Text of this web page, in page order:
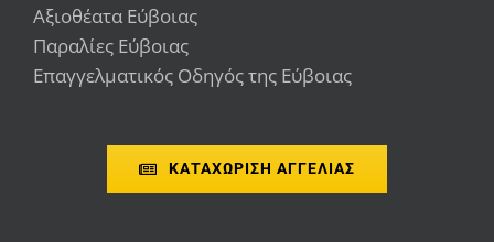
Αξιοθέατα Εύβοιας
Παραλίες Εύβοιας
Επαγγελματικός Οδηγός της Εύβοιας
ΚΑΤΑΧΩΡΙΣΗ ΑΓΓΕΛΙΑΣ